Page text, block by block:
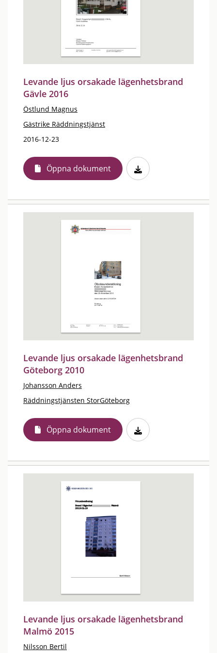
Levande ljus orsakade lägenhetsbrand
Gävle 2016
Östlund Magnus
Gästrike Räddningstjänst
2016-12-23
Öppna dokument
Levande ljus orsakade lägenhetsbrand
Göteborg 2010
Johansson Anders
Räddningstjänsten StorGöteborg
Öppna dokument
Levande ljus orsakade lägenhetsbrand
Malmö 2015
Nilsson Bertil